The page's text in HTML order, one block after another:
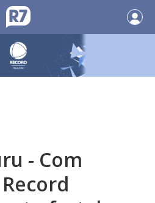
- Com